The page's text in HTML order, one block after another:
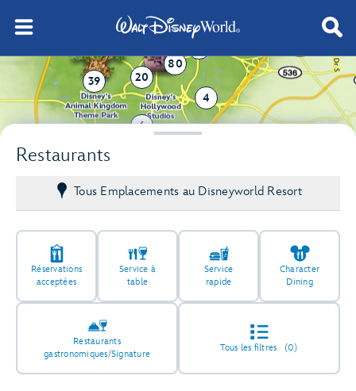
Restaurants
Tous Emplacements au Disneyworld Resort
Réservations
acceptées
Service à
table
Service
rapide
Character
Dining
Restaurants
gastronomiques/Signature
Tous les filtres (0)
4
20
6
80
39